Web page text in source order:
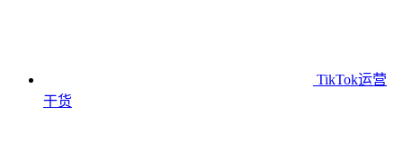
TikTok运营
干货